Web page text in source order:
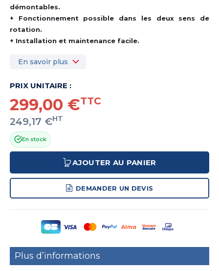
démontables.
+ Fonctionnement possible dans les deux sens de
rotation.
+ Installation et maintenance facile.
En savoir plus
PRIX UNITAIRE :
299,00 €TTC
249,17 €HT
En stock
AJOUTER AU PANIER
DEMANDER UN DEVIS
Plus d’informations